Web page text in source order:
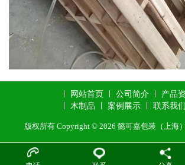
网站首页 公司简介
产品
木制品
案例展示 联系我们
版权所有 Copyright © 2026 懿可嘉包装（上海